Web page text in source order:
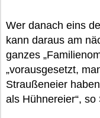
Wer danach eins
kann daraus am
ganzes
„vorausgesetzt,
Straußeneier
als Hühnereier“,